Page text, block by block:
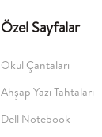
Özel Sayfalar
Okul Çantaları
Ahşap Yazı Tahtaları
Dell Notebook